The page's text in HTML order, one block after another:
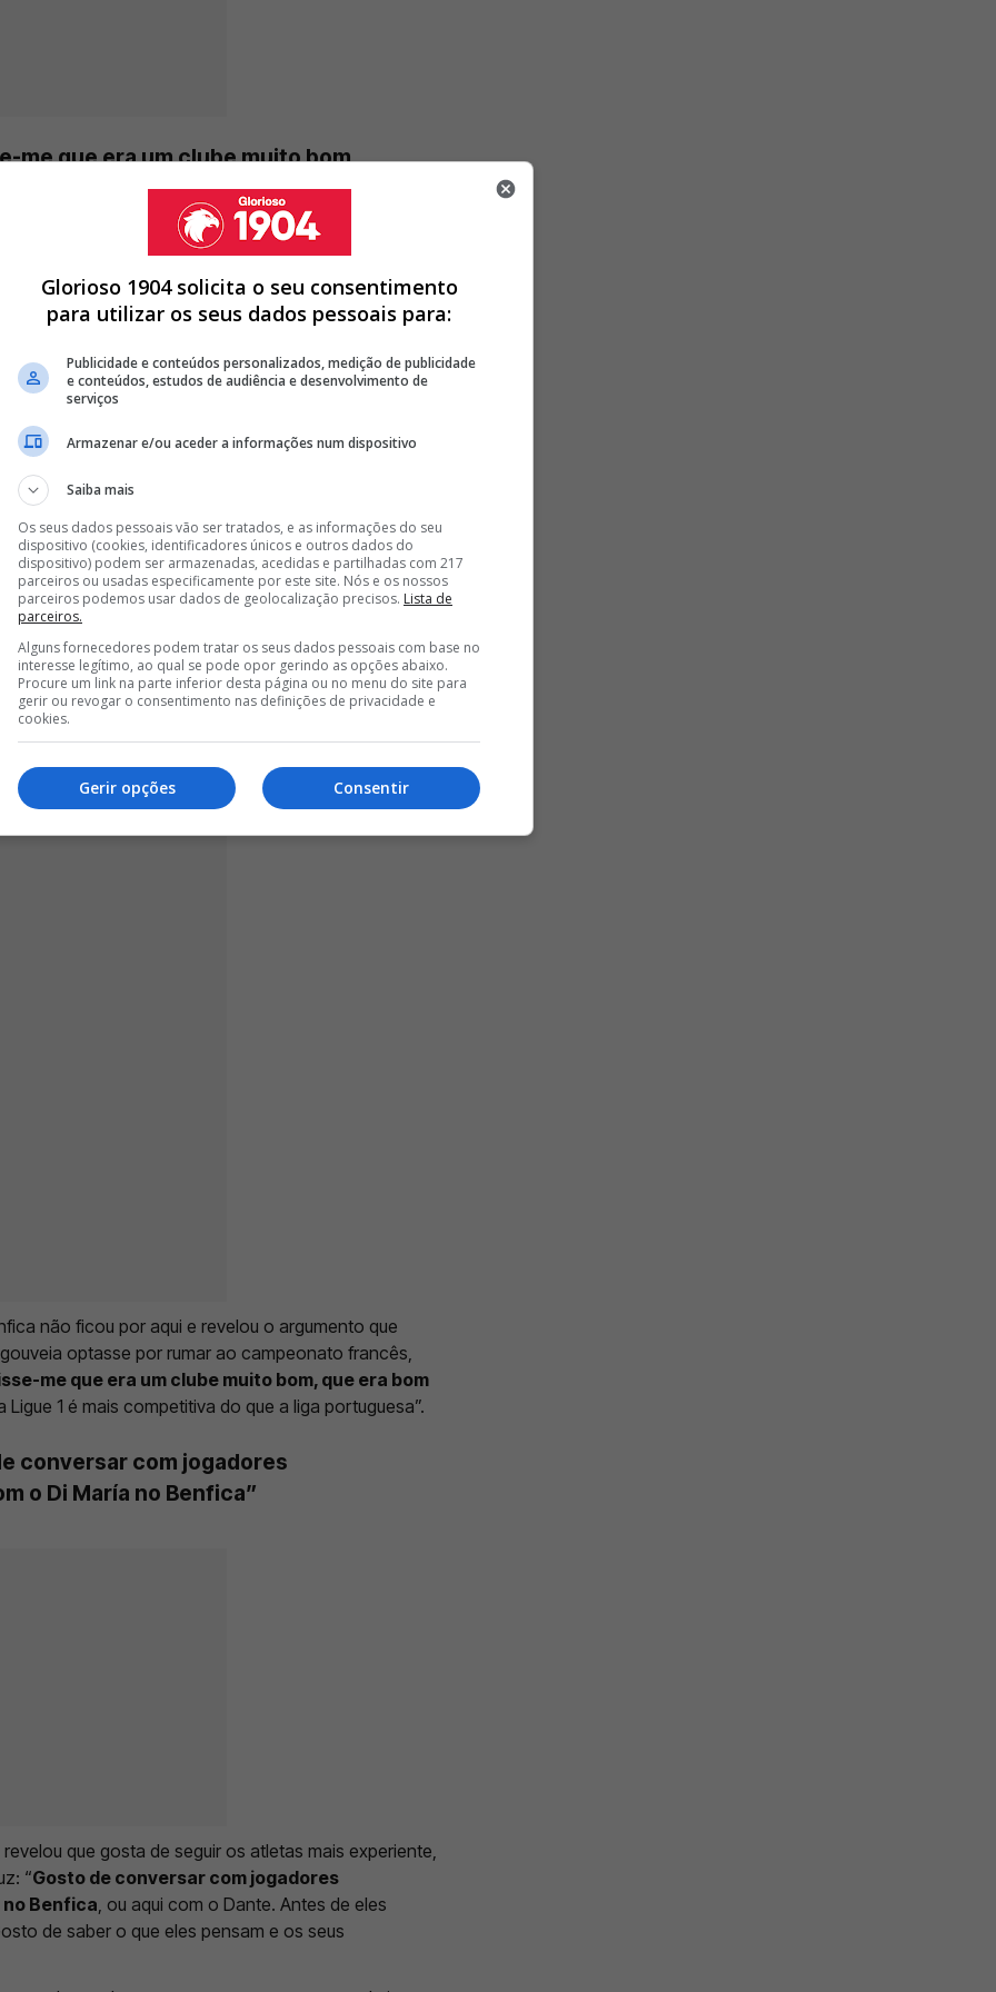
me que era um clube muito bom,
MÉDIO DO BENFICA PARA GUIMARÃES
MARCO SILVA E PRETENDE LEVAR ALVO DO BENFICA PARA
BENFICA E OBRIGA MARCO SILVA A PROCURAR OUTRA
<
o camisola 47 do emblema francês explicou que o
em ação por Portugal, foi determinante para
com o João Neves”.
não ficou por aqui e revelou o argumento que
optasse por rumar ao campeonato francês,
me que era um clube muito bom, que era bom
Ligue 1 é mais competitiva do que a liga portuguesa”.
conversar com jogadores
o Di María no Benfica”
que gosta de seguir os atletas mais experiente,
“Gosto de conversar com jogadores
Benfica , ou aqui com o Dante. Antes de eles
de saber o que eles pensam e os seus
Glorioso 1904 solicita o seu consentimento
para utilizar os seus dados pessoais para:
Publicidade e conteúdos personalizados, medição de publicidade
e conteúdos, estudos de audiência e desenvolvimento de
serviços
Armazenar e/ou aceder a informações num dispositivo
Saiba mais
Os seus dados pessoais vão ser tratados, e as informações do seu
dispositivo (cookies, identificadores únicos e outros dados do
dispositivo) podem ser armazenadas, acedidas e partilhadas com 217
parceiros ou usadas especificamente por este site. Nós e os nossos
parceiros podemos usar dados de geolocalização precisos. Lista de
parceiros.
Alguns fornecedores podem tratar os seus dados pessoais com base no
interesse legítimo, ao qual se pode opor gerindo as opções abaixo.
Procure um link na parte inferior desta página ou no menu do site para
gerir ou revogar o consentimento nas definições de privacidade e
cookies.
Consentir
Gerir opções